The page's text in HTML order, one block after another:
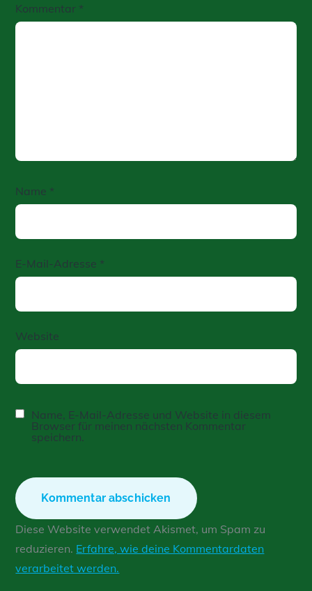
Kommentar *
Name *
E-Mail-Adresse *
Website
Name, E-Mail-Adresse und Website in diesem
Browser für meinen nächsten Kommentar
speichern.
Diese Website verwendet Akismet, um Spam zu
reduzieren. Erfahre, wie deine Kommentardaten
verarbeitet werden.